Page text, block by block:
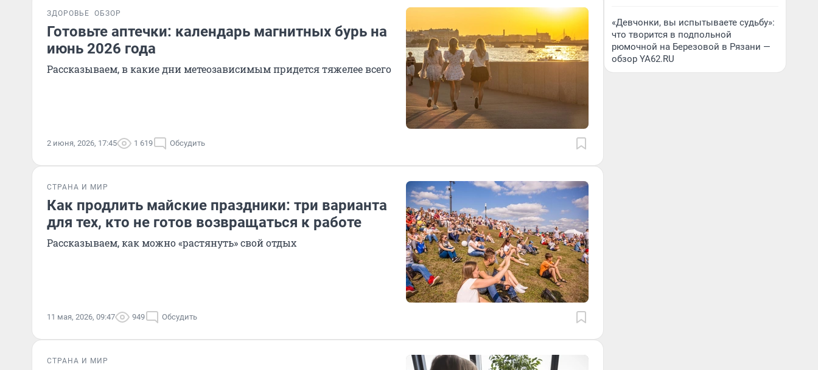
ЗДОРОВЬЕ ОБЗОР
Готовьте аптечки: календарь магнитных бурь на
июнь 2026 года
Рассказываем, в какие дни метеозависимым придется тяжелее всего
2 июня, 2026, 17:45 1 619 Обсудить
СТРАНА И МИР
Как продлить майские праздники: три варианта
для тех, кто не готов возвращаться к работе
Рассказываем, как можно «растянуть» свой отдых
11 мая, 2026, 09:47 949 Обсудить
СТРАНА И МИР
«Девчонки, вы испытываете судьбу»:
что творится в подпольной
рюмочной на Березовой в Рязани —
обзор YA62.RU